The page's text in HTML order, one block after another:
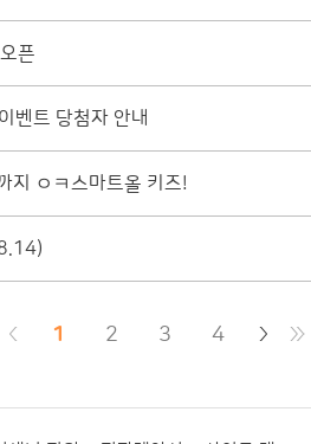
픈
벤트 당첨자 안내
지 ㅇㅋ스마트올 키즈!
1 2 3 4